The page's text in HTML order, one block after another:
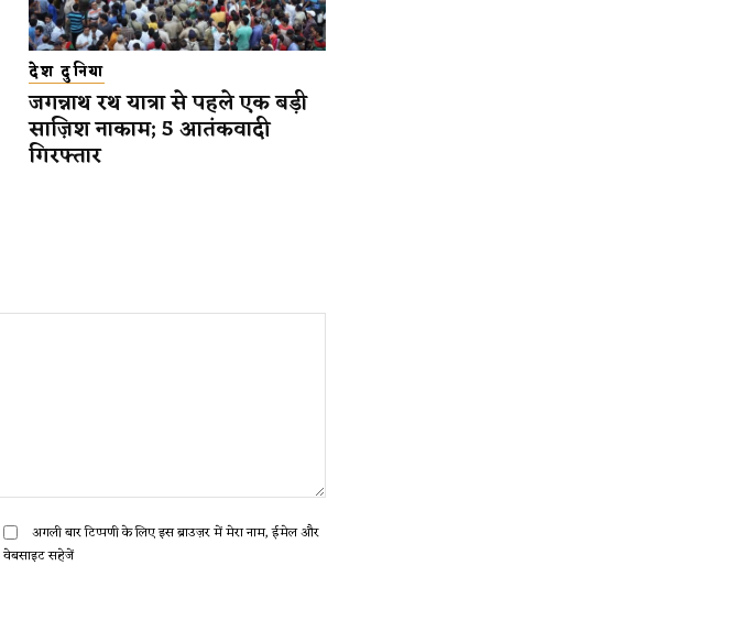
देश दुनिया
जगन्नाथ रथ यात्रा से पहले एक बड़ी
साज़िश नाकाम; 5 आतंकवादी
गिरफ्तार
ईमेल:*अगली बार टिप्पणी के लिए इस ब्राउज़र में मेरा नाम, ईमेल और
वेबसाइट सहेजें